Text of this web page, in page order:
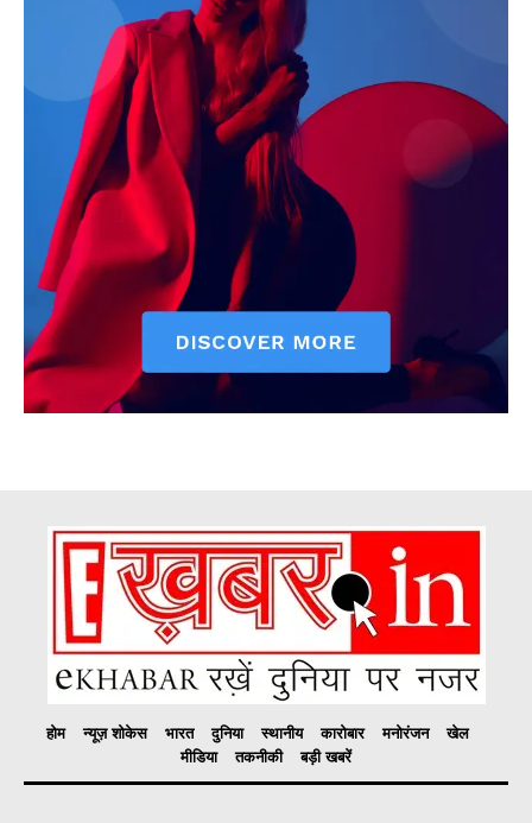
होम न्यूज़ शोकेस भारत दुनिया स्थानीय कारोबार मनोरंजन
खेल
मीडिया
तकनीकी बड़ी खबरें